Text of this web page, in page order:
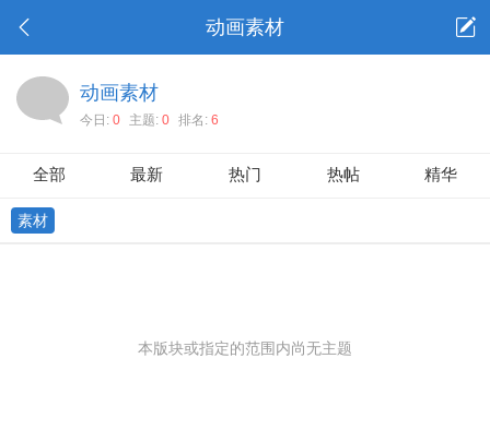
动画素材
动画素材
今日: 0 主题: 0 排名: 6
全部 最新 热门 热帖 精华
素材
本版块或指定的范围内尚无主题